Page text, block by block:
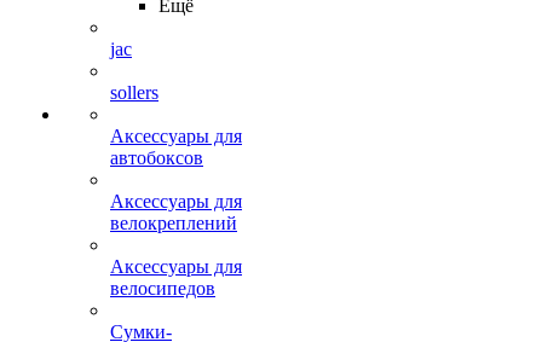
Ещё
jac
sollers
Аксессуары для
автобоксов
Аксессуары для
велокреплений
Аксессуары для
велосипедов
Сумки-